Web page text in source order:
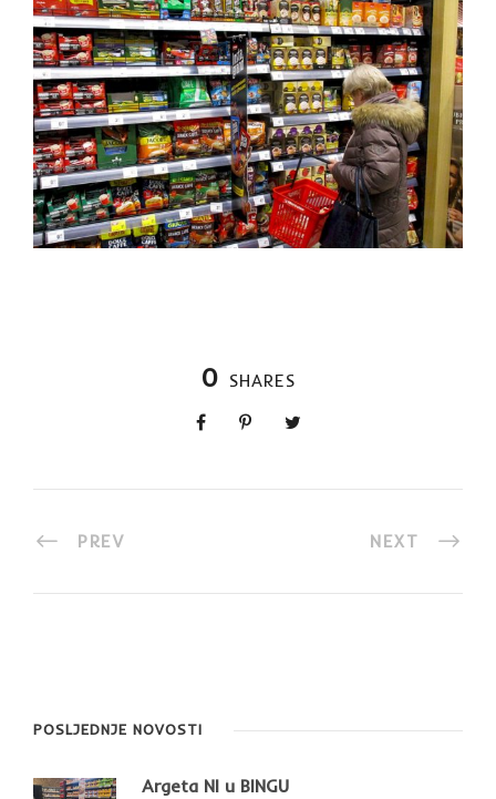
0 SHARES
PREV NEXT
POSLJEDNJE NOVOSTI
Argeta NI u BINGU